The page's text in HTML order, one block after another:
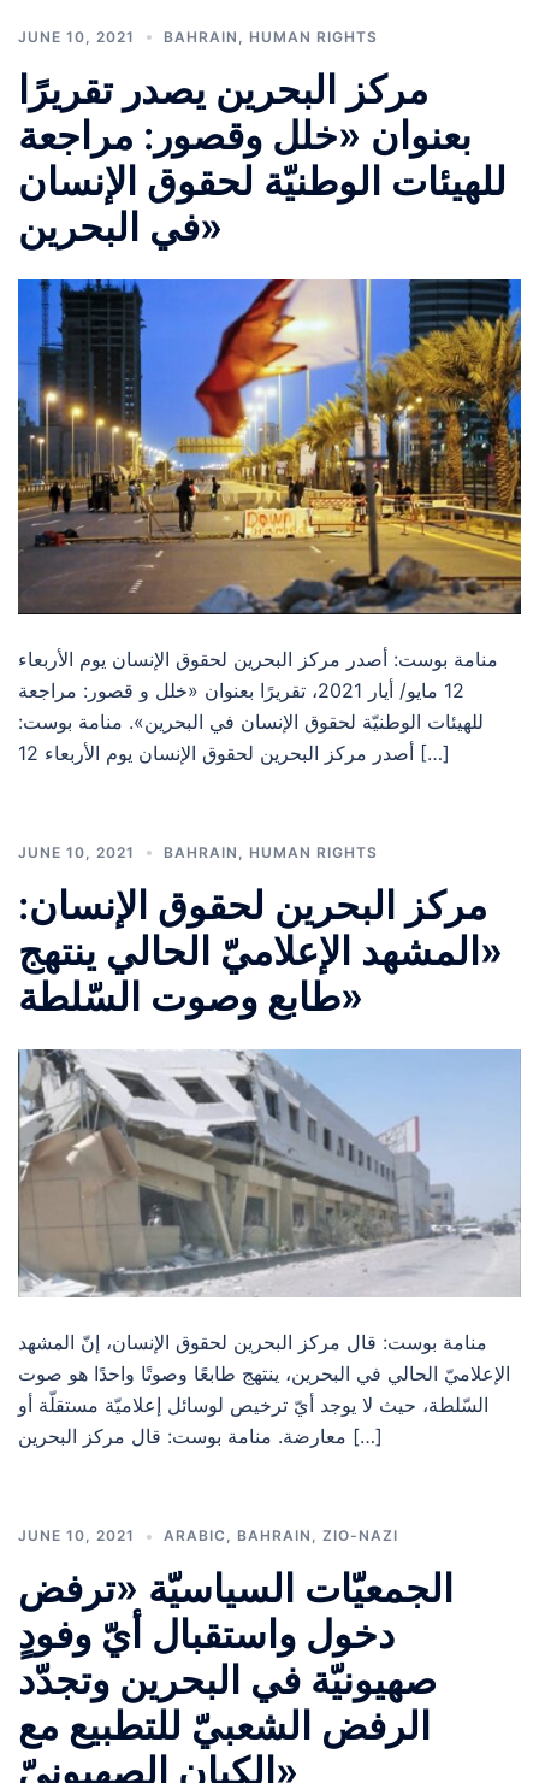
JUNE 10, 2021 BAHRAIN HUMAN RIGHTS
مركز البحرين يصدر تقريرًا
بعنوان «خلل وقصور: مراجعة
للهيئات الوطنيّة لحقوق الإنسان
في البحرين»
منامة بوست: أصدر مركز البحرين لحقوق الإنسان يوم الأربعاء
12 مايو/ أيار 2021، تقريرًا بعنوان «خلل و قصور: مراجعة
للهيئات الوطنيّة لحقوق الإنسان في البحرين». منامة بوست:
أصدر مركز البحرين لحقوق الإنسان يوم الأربعاء 12 […]
JUNE 10, 2021 BAHRAIN HUMAN RIGHTS
مركز البحرين لحقوق الإنسان:
«المشهد الإعلاميّ الحالي ينتهج
طابع وصوت السّلطة»
منامة بوست: قال مركز البحرين لحقوق الإنسان، إنّ المشهد
الإعلاميّ الحالي في البحرين، ينتهج طابعًا وصوتًا واحدًا هو صوت
السّلطة، حيث لا يوجد أيّ ترخيص لوسائل إعلاميّة مستقلّة أو
معارضة. منامة بوست: قال مركز البحرين […]
JUNE 10, 2021 ARABIC BAHRAIN ZIO-NAZI
الجمعيّات السياسيّة «ترفض
دخول واستقبال أيّ وفودٍ
صهيونيّة في البحرين وتجدّد
الرفض الشعبيّ للتطبيع مع
الكيان الصهيونيّ»